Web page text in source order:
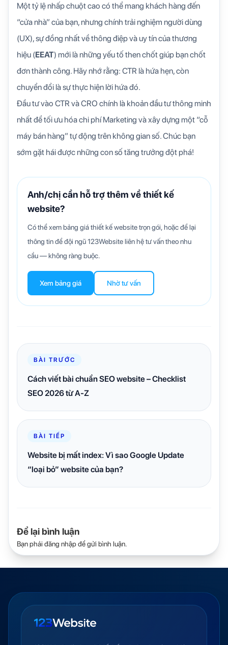
Một tỷ lệ nhấp chuột cao có thể mang khách hàng đến
“cửa nhà” của bạn, nhưng chính trải nghiệm người dùng
(UX), sự đồng nhất về thông điệp và uy tín của thương
hiệu (EEAT) mới là những yếu tố then chốt giúp bạn chốt
đơn thành công. Hãy nhớ rằng: CTR là hứa hẹn, còn
chuyển đổi là sự thực hiện lời hứa đó.
Đầu tư vào CTR và CRO chính là khoản đầu tư thông minh
nhất để tối ưu hóa chi phí Marketing và xây dựng một “cỗ
máy bán hàng” tự động trên không gian số. Chúc bạn
sớm gặt hái được những con số tăng trưởng đột phá!
Anh/chị cần hỗ trợ thêm về thiết kế
website?
Có thể xem bảng giá thiết kế website trọn gói, hoặc để lại
thông tin để đội ngũ 123Website liên hệ tư vấn theo nhu
cầu — không ràng buộc.
Xem bảng giá Nhờ tư vấn
BÀI TRƯỚC
Cách viết bài chuẩn SEO website – Checklist
SEO 2026 từ A-Z
BÀI TIẾP
Website bị mất index: Vì sao Google Update
“loại bỏ” website của bạn?
Để lại bình luận
Bạn phải đăng nhậpđể gửi bình luận.